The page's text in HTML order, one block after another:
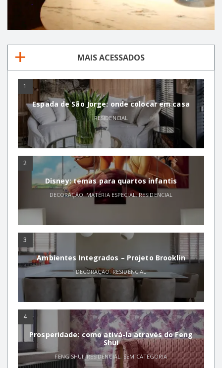
MAIS ACESSADOS
1
Espada de São Jorge: onde colocar em casa
RESIDENCIAL
2
Disney: temas para quartos infantis
DECORAÇÃO,MATÉRIA ESPECIAL,RESIDENCIAL
3
Ambientes Integrados – Projeto Brooklin
DECORAÇÃO,RESIDENCIAL
4
Prosperidade: como ativá-la através do Feng
Shui
FENG SHUI,RESIDENCIAL ,SEM CATEGORIA